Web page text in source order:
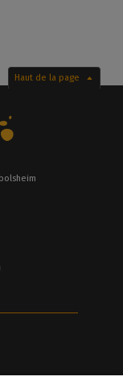
Haut de la page